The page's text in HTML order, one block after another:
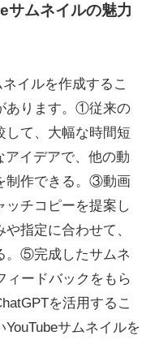
ムネイルの魅力
イルを作成するこ
あります。①従来の
して、大幅な時間短
イデアで、他の動
制作できる。③動画
ッチコピーを提案し
指定に合わせて、
。⑤完成したサムネ
ィードバックをもら
を活用するこ
サムネイルを